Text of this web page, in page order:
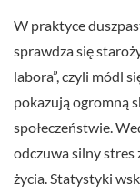
W praktyce
sprawdza się
labora”, czyli módl
pokazują ogromną
społeczeństwie.
odczuwa silny
życia. Statystyki